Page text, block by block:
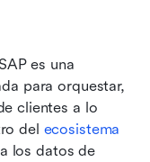
es una
para orquestar,
clientes a lo
del ecosistema
los datos de